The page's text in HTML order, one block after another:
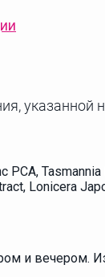
указанной
Lonicera
и вечером.